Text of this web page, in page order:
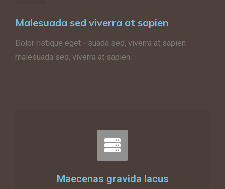
Malesuada sed viverra at sapien
Dolor ristique eget - suada sed, viverra at sapien
malesuada sed, viverra at sapien.
Maecenas gravida lacus